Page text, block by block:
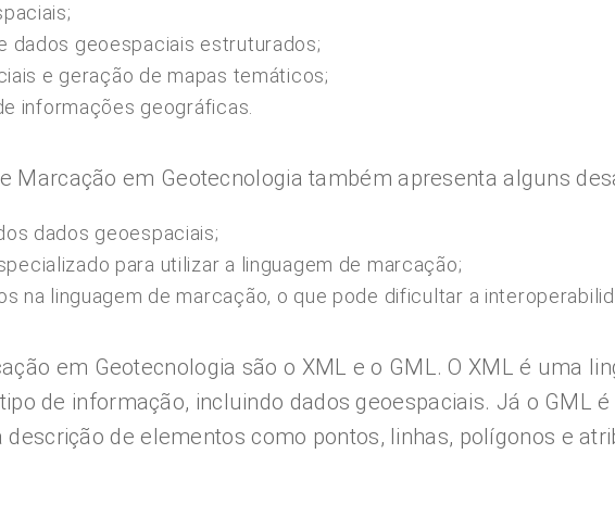
dados geoespaciais estruturados;
e geração de mapas temáticos;
informações geográficas.
Marcação em Geotecnologia também apresenta alguns
dados geoespaciais;
para utilizar a linguagem de marcação;
na linguagem de marcação, o que pode dificultar a
em Geotecnologia são o XML e o GML. O XML é uma
de informação, incluindo dados geoespaciais. Já o GML
de elementos como pontos, linhas, polígonos e